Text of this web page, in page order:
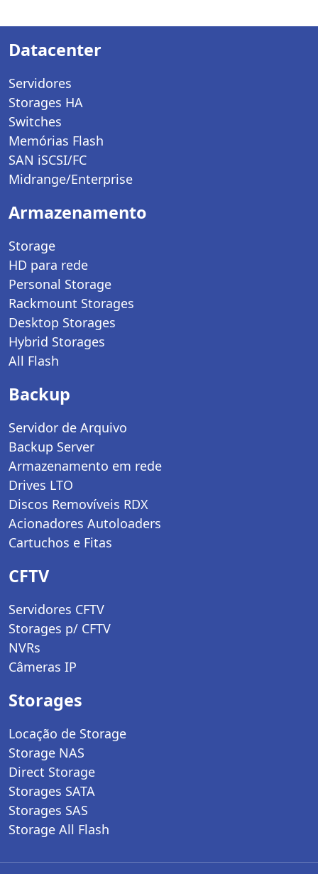
Datacenter
Servidores
Storages HA
Switches
Memórias Flash
SAN iSCSI/FC
Midrange/Enterprise
Armazenamento
Storage
HD para rede
Personal Storage
Rackmount Storages
Desktop Storages
Hybrid Storages
All Flash
Backup
Servidor de Arquivo
Backup Server
Armazenamento em rede
Drives LTO
Discos Removíveis RDX
Acionadores Autoloaders
Cartuchos e Fitas
CFTV
Servidores CFTV
Storages p/ CFTV
NVRs
Câmeras IP
Storages
Locação de Storage
Storage NAS
Direct Storage
Storages SATA
Storages SAS
Storage All Flash